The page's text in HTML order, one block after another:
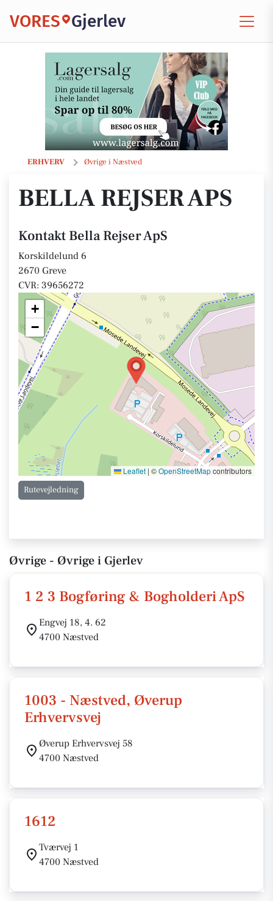
VORES Gjerlev
ERHVERV Øvrige i Næstved
Bella Rejser ApS
BELLA REJSER APS
Kontakt Bella Rejser ApS
Korskildelund 6
2670 Greve
CVR: 39656272
+
−
Leaflet | ©OpenStreetMapcontributors
Rutevejledning
Øvrige - Øvrige i Gjerlev
1 2 3 Bogføring & Bogholderi ApS
Engvej 18, 4. 62
4700 Næstved
1003 - Næstved, Øverup
Erhvervsvej
Øverup Erhvervsvej 58
4700 Næstved
1612
Tværvej 1
4700 Næstved